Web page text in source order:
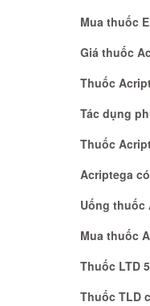
Mua thuốc
Giá thuốc
Thuốc
Tác dụng
Thuốc
Acriptega
Uống thuốc
Mua thuốc
Thuốc LTD
Thuốc TLD